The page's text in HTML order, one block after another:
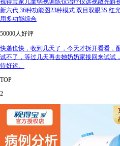
视得宝家儿童弱视训练仪治疗仪远视散光斜
新六代 36种功能图23种模式 双目双眼3S 红
用多功能综合
50000人好评
快递也快，收到几天了，今天才拆开看看，
试不了，等过几天再去她奶奶家接回来试试
待好运。
TOP
2